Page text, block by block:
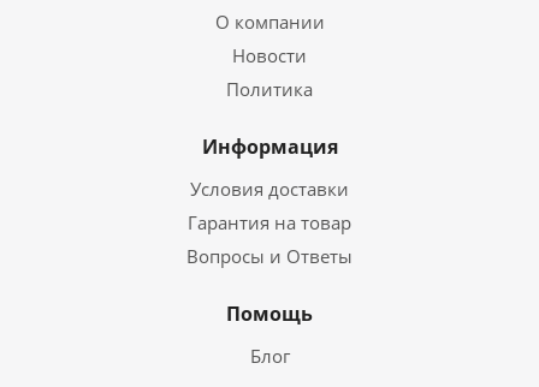
О компании
Новости
Политика
Информация
Условия доставки
Гарантия на товар
Вопросы и Ответы
Помощь
Блог